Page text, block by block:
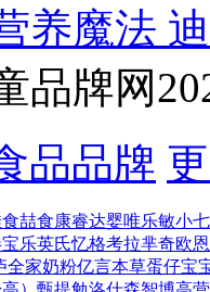
养魔法
品牌网
品品牌
食喆食康睿达婴唯乐敏小七
乐英氏忆格考拉芈奇欧
全家奶粉亿言本草蛋仔宝